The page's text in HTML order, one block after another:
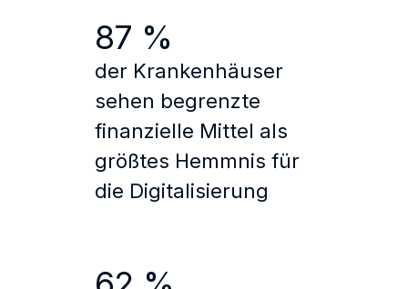
87 %
der Krankenhäuser
sehen begrenzte
finanzielle Mittel als
größtes Hemmnis für
die Digitalisierung